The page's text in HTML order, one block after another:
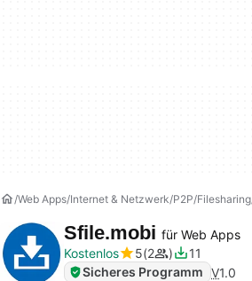
Web Apps Internet & Netzwerk P2P/Filesharing
Sfile.mobi für Web Apps
Kostenlos
5 2
11
Sicheres Programm V1.0